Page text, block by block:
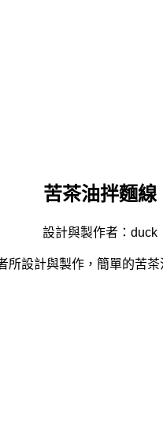
苦茶油拌麵線
設計與製作者：duck
設計與製作，簡單的苦